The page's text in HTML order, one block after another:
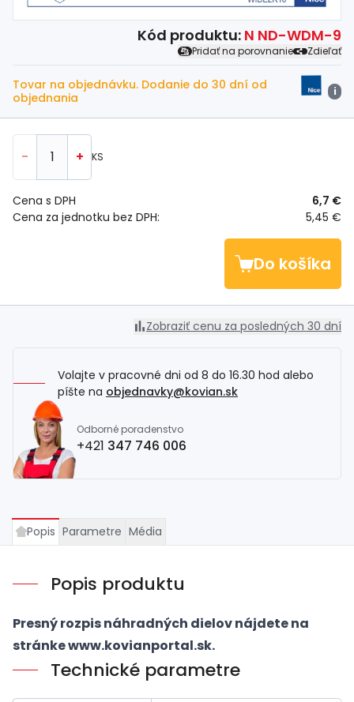
Kód produktu: N ND-WDM-9
Pridať na porovnanie Zdieľať
Tovar na objednávku. Dodanie do 30 dní od
objednania
i
- + KS
Cena za jednotku bez DPH: 5,45 €
Cena s DPH 6,7 €
Do košíka
Zobraziť cenu za posledných 30 dní
Volajte v pracovné dni od 8 do 16.30 hod alebo
píšte na objednavky@kovian.sk
Odborné poradenstvo
+421 347 746 006
Popis Parametre Média
Popis produktu
Presný rozpis náhradných dielov nájdete na
stránkewww.kovianportal.sk.
Technické parametre